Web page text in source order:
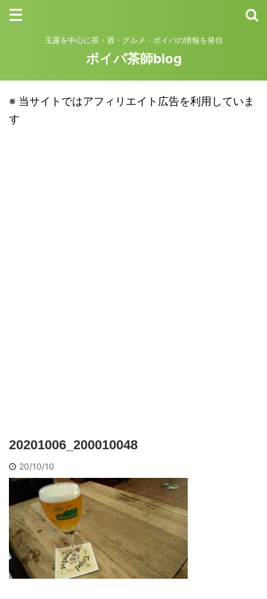
玉露を中心に茶・酒・グルメ・ボイパの情報を発信
ボイパ茶師blog
※ 当サイトではアフィリエイト広告を利用していま
す
20201006_200010048
20/10/10